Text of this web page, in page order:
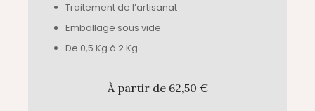
Traitement de l’artisanat
Emballage sous vide
De 0,5 Kg à 2 Kg
À partir de 62,50 €